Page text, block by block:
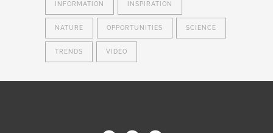
INFORMATION INSPIRATION
NATURE OPPORTUNITIES SCIENCE
TRENDS VIDEO